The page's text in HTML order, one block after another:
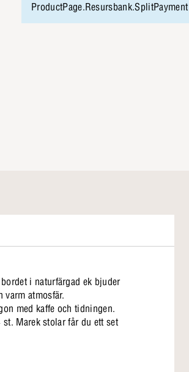
ProductPage.Resursbank.SplitPayment
i naturfärgad ek bjuder
varm atmosfär.
med kaffe och tidningen.
Marek stolar får du ett set